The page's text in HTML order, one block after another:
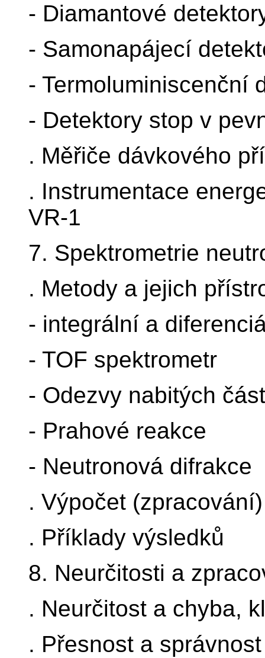
- Diamantové
- Samonapájecí
- Termoluminiscenční
- Detektory stop v
. Měřiče dávkového
. Instrumentace
VR-1
7. Spektrometrie
. Metody a jejich
- integrální a
- TOF spektrometr
- Odezvy nabitých
- Prahové reakce
- Neutronová difrakce
. Výpočet
. Příklady výsledků
8. Neurčitosti a
. Neurčitost a chyba,
. Přesnost a správnost